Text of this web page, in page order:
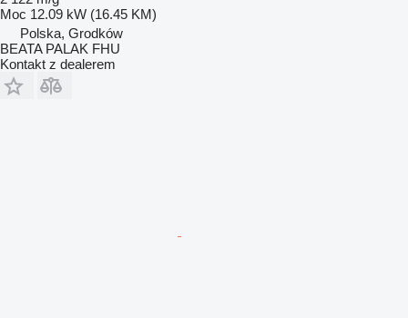
Moc 12.09 kW (16.45 KM)
Polska, Grodków
BEATA PALAK FHU
Kontakt z dealerem